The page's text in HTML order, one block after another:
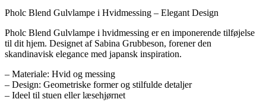
Pholc Blend Gulvlampe i Hvidmessing – Elegant Design
Pholc Blend Gulvlampe i hvidmessing er en imponerende tilføjelse
til dit hjem. Designet af Sabina Grubbeson, forener den
skandinavisk elegance med japansk inspiration.
– Materiale: Hvid og messing
– Design: Geometriske former og stilfulde detaljer
– Ideel til stuen eller læsehjørnet